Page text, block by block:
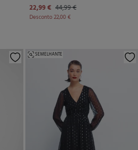
22,99 € 44,99 €
Desconto22,00 €
SEMELHANTE